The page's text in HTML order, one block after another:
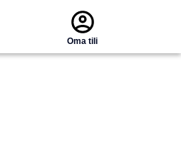
Oma tili